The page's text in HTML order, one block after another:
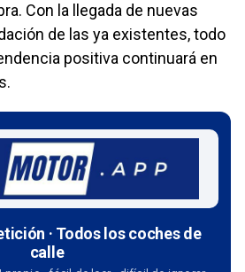
Con la llegada de nuevas
de las ya existentes, todo
positiva continuará en
· Todos los coches de
calle